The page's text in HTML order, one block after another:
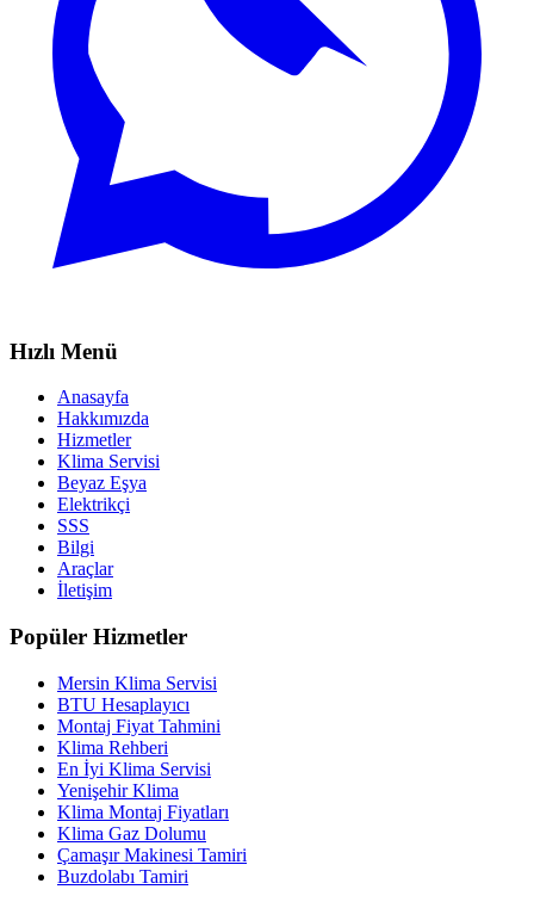
Hızlı Menü
Anasayfa
Hakkımızda
Hizmetler
Klima Servisi
Beyaz Eşya
Elektrikçi
SSS
Bilgi
Araçlar
İletişim
Popüler Hizmetler
Mersin Klima Servisi
BTU Hesaplayıcı
Montaj Fiyat Tahmini
Klima Rehberi
En İyi Klima Servisi
Yenişehir Klima
Klima Montaj Fiyatları
Klima Gaz Dolumu
Çamaşır Makinesi Tamiri
Buzdolabı Tamiri